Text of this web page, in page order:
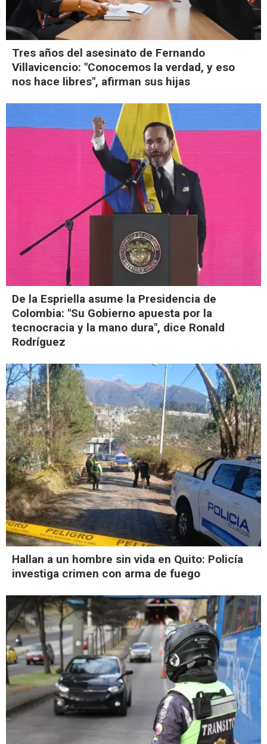
Tres años del asesinato de Fernando
Villavicencio: "Conocemos la verdad, y eso
nos hace libres", afirman sus hijas
De la Espriella asume la Presidencia de
Colombia: "Su Gobierno apuesta por la
tecnocracia y la mano dura", dice Ronald
Rodríguez
Hallan a un hombre sin vida en Quito: Policía
investiga crimen con arma de fuego